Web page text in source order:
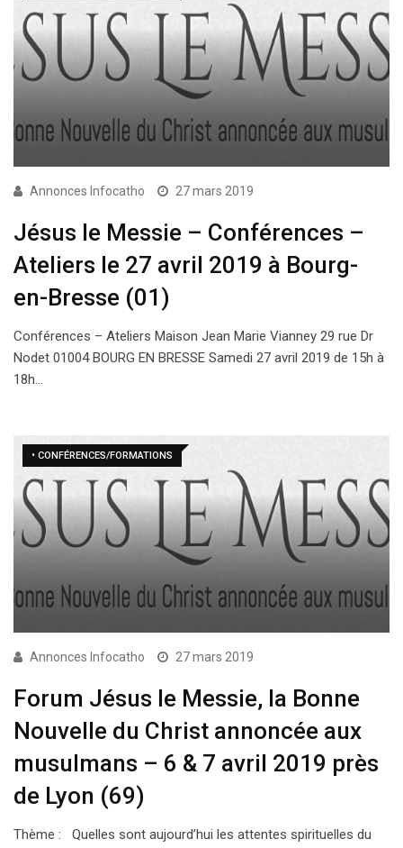
Annonces Infocatho 27 mars 2019
Jésus le Messie – Conférences –
Ateliers le 27 avril 2019 à Bourg-
en-Bresse (01)
Conférences – Ateliers Maison Jean Marie Vianney 29 rue Dr
Nodet 01004 BOURG EN BRESSE Samedi 27 avril 2019 de 15h à
18h…
• CONFÉRENCES/FORMATIONS
Annonces Infocatho 27 mars 2019
Forum Jésus le Messie, la Bonne
Nouvelle du Christ annoncée aux
musulmans – 6 & 7 avril 2019 près
de Lyon (69)
Thème : Quelles sont aujourd’hui les attentes spirituelles du